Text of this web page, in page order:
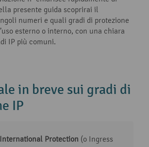
presente guida scoprirai il
numeri e quali gradi di protezione
esterno o interno, con una chiara
IP più comuni.
in breve sui gradi di
IP
Protection (o Ingress